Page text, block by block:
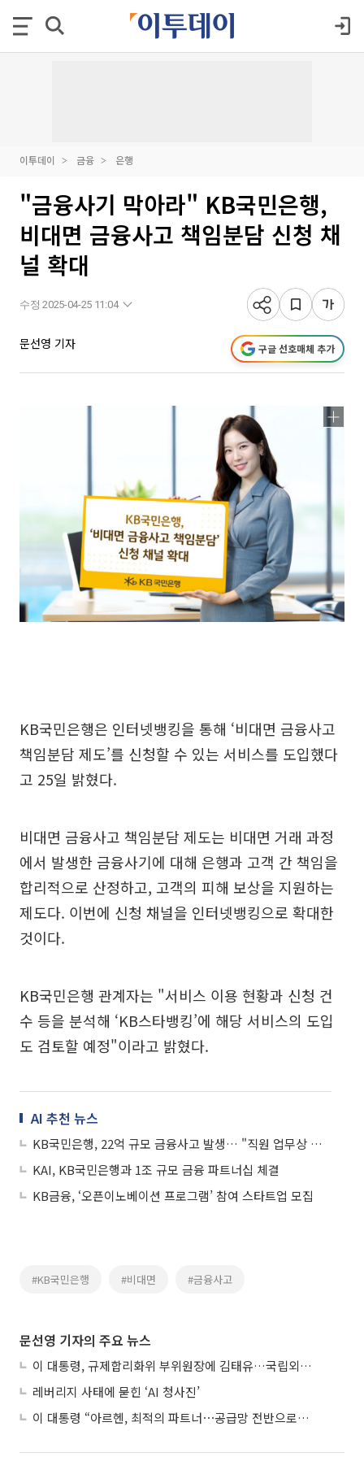
이투데이 금융 은행
"금융사기 막아라" KB국민은행,
비대면 금융사고 책임분담 신청 채
널 확대
수정 2025-04-25 11:04
문선영 기자 구글 선호매체 추가
KB국민은행은 인터넷뱅킹을 통해 ‘비대면 금융사고
책임분담 제도’를 신청할 수 있는 서비스를 도입했다
고 25일 밝혔다.
비대면 금융사고 책임분담 제도는 비대면 거래 과정
에서 발생한 금융사기에 대해 은행과 고객 간 책임을
합리적으로 산정하고, 고객의 피해 보상을 지원하는
제도다. 이번에 신청 채널을 인터넷뱅킹으로 확대한
것이다.
KB국민은행 관계자는 "서비스 이용 현황과 신청 건
수 등을 분석해 ‘KB스타뱅킹’에 해당 서비스의 도입
도 검토할 예정"이라고 밝혔다.
AI 추천 뉴스
KB국민은행, 22억 규모 금융사고 발생… "직원 업무상 배임"
KAI, KB국민은행과 1조 규모 금융 파트너십 체결
KB금융, ‘오픈이노베이션 프로그램’ 참여 스타트업 모집
#KB국민은행 #비대면 #금융사고
문선영 기자의 주요 뉴스
이 대통령, 규제합리화위 부위원장에 김태유…국립외교원장 김흥규
레버리지 사태에 묻힌 ‘AI 청사진’
이 대통령 “아르헨, 최적의 파트너⋯공급망 전반으로 확대”